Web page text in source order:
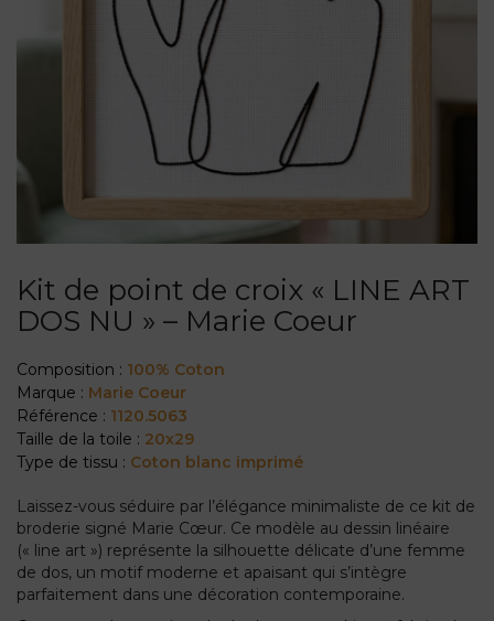
Kit de point de croix « LINE ART
DOS NU » – Marie Coeur
Composition : 100% Coton
Marque : Marie Coeur
Référence : 1120.5063
Taille de la toile : 20x29
Type de tissu : Coton blanc imprimé
Laissez-vous séduire par l’élégance minimaliste de ce kit de
broderie signé Marie Cœur. Ce modèle au dessin linéaire
(« line art ») représente la silhouette délicate d’une femme
de dos, un motif moderne et apaisant qui s’intègre
parfaitement dans une décoration contemporaine.